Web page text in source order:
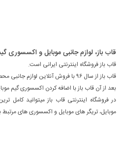
قاب باز، لوازم جانبی موبایل و اکسسوری
قاب باز فروشگاه اینترنتی ایرانی است.
قاب باز از سال ۹۶ با فروش آنلاین لوازم جانبی محصولات اپل شروع به کار نمود.
بعد از آن قاب باز با اضافه کردن اکسسوری گیم
در فروشگاه اینترنتی قاب باز میتوانید
موبایل، تریگر های موبایل و اکسسوری های مرتبط